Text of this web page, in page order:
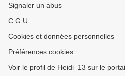
Signaler un abus
C.G.U.
Cookies et données personnelles
Préférences cookies
Voir le profil de Heidi_13 sur le